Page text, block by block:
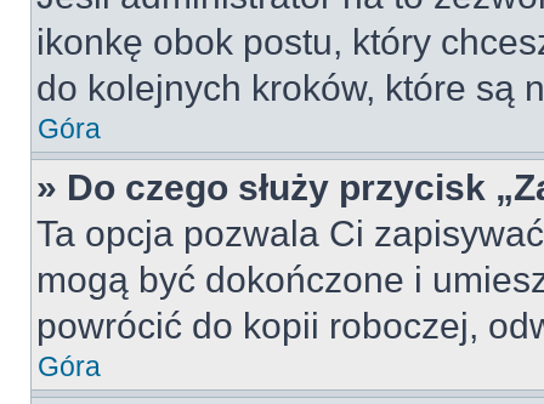
ikonkę obok postu, który
do kolejnych kroków, które są
Góra
» Do czego służy przycisk
Ta opcja pozwala Ci
mogą być dokończone i
powrócić do kopii roboczej,
Góra